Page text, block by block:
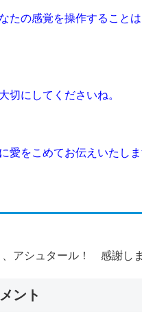
たの感覚を操作すること
切にしてくださいね。
愛をこめてお伝えいたしま
、アシュタール！ 感謝しま
ント